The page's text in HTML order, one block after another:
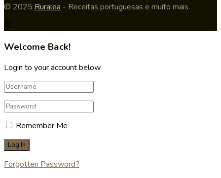
© 2025 Ruralea - Receitas portuguesas e muito mais.
Welcome Back!
Login to your account below
Remember Me
Forgotten Password?